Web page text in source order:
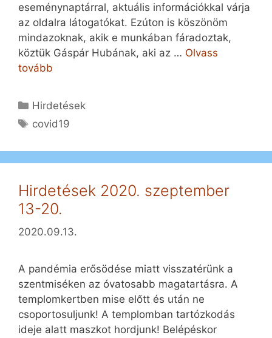
eseménynaptárral, aktuális információkkal várja
az oldalra látogatókat. Ezúton is köszönöm
mindazoknak, akik e munkában fáradoztak,
köztük Gáspár Hubának, aki az … Olvass
tovább
Kategória
Hirdetések
Címkék
covid19
Hirdetések 2020. szeptember
13-20.
2020.09.13.
A pandémia erősödése miatt visszatérünk a
szentmiséken az óvatosabb magatartásra. A
templomkertben mise előtt és után ne
csoportosuljunk! A templomban tartózkodás
ideje alatt maszkot hordjunk! Belépéskor